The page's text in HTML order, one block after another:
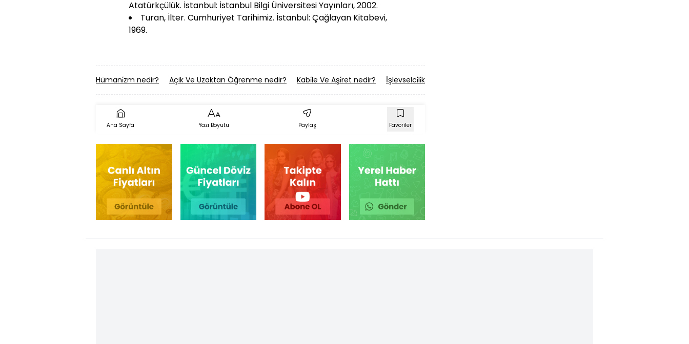
Atatürkçülük. İstanbul: İstanbul Bilgi Üniversitesi Yayınları, 2002.
Turan, İlter. Cumhuriyet Tarihimiz. İstanbul: Çağlayan Kitabevi,
1969.
Hümani̇zm nedir? Açik Ve Uzaktan Öğrenme nedir? Kabi̇le Ve Aşi̇ret nedir? İ̇şlevselci̇li̇k (Sosyoloji) nedir?
Ana Sayfa Yazı Boyutu Paylaş Favoriler